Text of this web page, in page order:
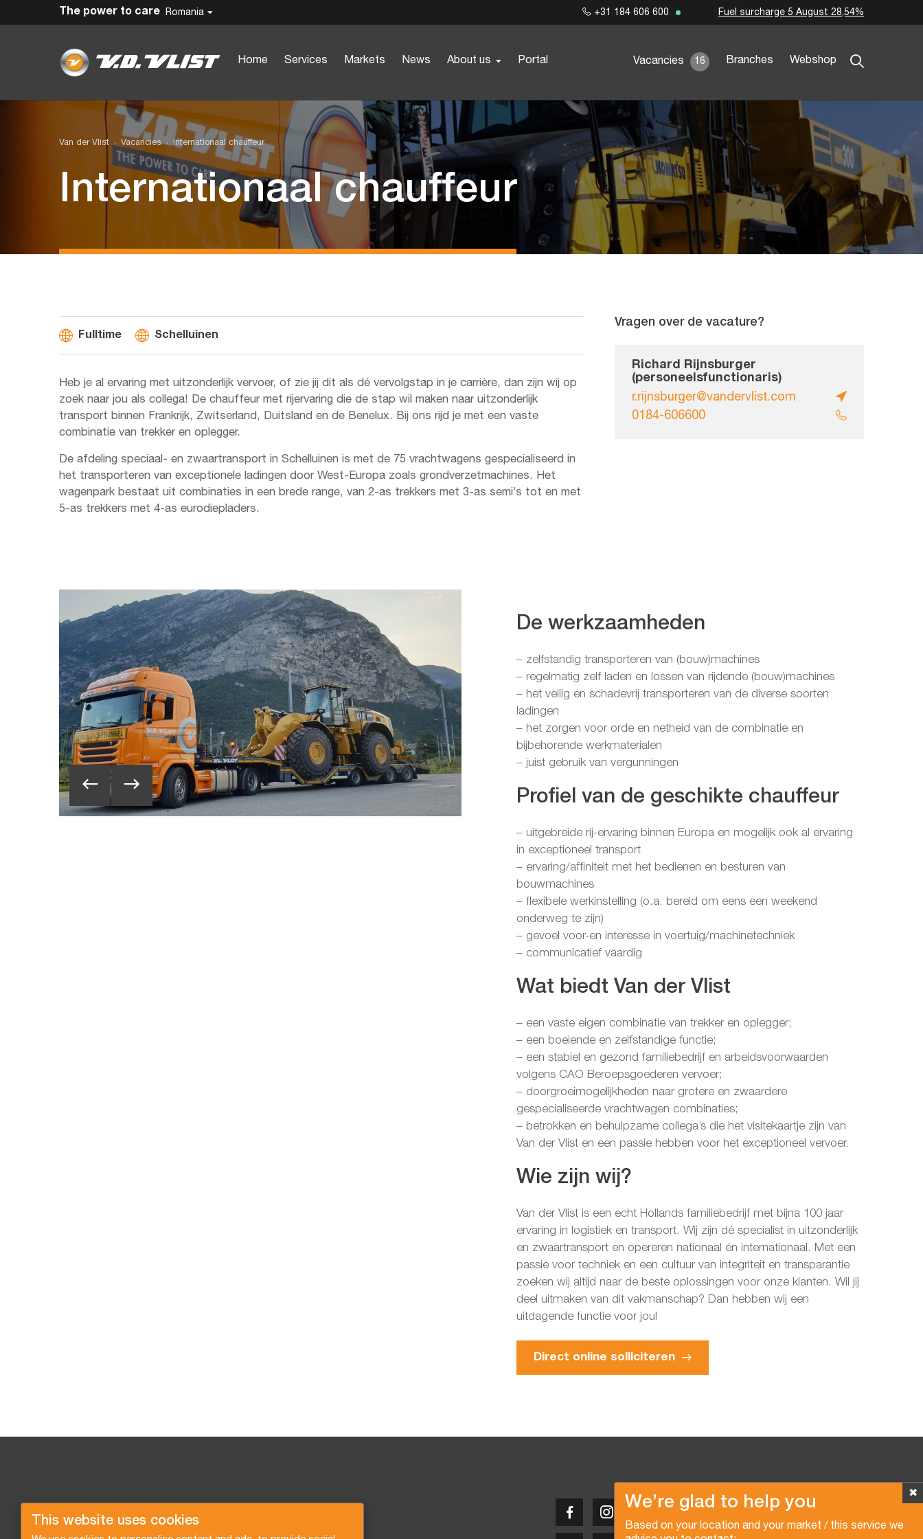
This website uses cookies
Romania
Home Services Markets News About us Portal Vacancies 16 Branches Webshop
The power to care +31 184 606 600 Fuel surcharge 5 August 28,54%
Van der Vlist Vacancies Internationaal chauffeur
Internationaal chauffeur
Fulltime Schelluinen
Heb je al ervaring met uitzonderlijk vervoer, of zie jij dit als dé vervolgstap in je carrière, dan zijn wij op
zoek naar jou als collega! De chauffeur met rijervaring die de stap wil maken naar uitzonderlijk
transport binnen Frankrijk, Zwitserland, Duitsland en de Benelux. Bij ons rijd je met een vaste
combinatie van trekker en oplegger.
De afdeling speciaal- en zwaartransport in Schelluinen is met de 75 vrachtwagens gespecialiseerd in
het transporteren van exceptionele ladingen door West-Europa zoals grondverzetmachines. Het
wagenpark bestaat uit combinaties in een brede range, van 2-as trekkers met 3-as semi’s tot en met
5-as trekkers met 4-as eurodiepladers.
Vragen over de vacature?
Richard Rijnsburger
(personeelsfunctionaris)
r.rijnsburger@vandervlist.com
0184-606600
De werkzaamheden
– zelfstandig transporteren van (bouw)machines
– regelmatig zelf laden en lossen van rijdende (bouw)machines
– het veilig en schadevrij transporteren van de diverse soorten
ladingen
– het zorgen voor orde en netheid van de combinatie en
bijbehorende werkmaterialen
– juist gebruik van vergunningen
Profiel van de geschikte chauffeur
– uitgebreide rij-ervaring binnen Europa en mogelijk ook al ervaring
in exceptioneel transport
– ervaring/affiniteit met het bedienen en besturen van
bouwmachines
– flexibele werkinstelling (o.a. bereid om eens een weekend
onderweg te zijn)
– gevoel voor-en interesse in voertuig/machinetechniek
– communicatief vaardig
Wat biedt Van der Vlist
– een vaste eigen combinatie van trekker en oplegger;
– een boeiende en zelfstandige functie;
– een stabiel en gezond familiebedrijf en arbeidsvoorwaarden
volgens CAO Beroepsgoederen vervoer;
– doorgroeimogelijkheden naar grotere en zwaardere
gespecialiseerde vrachtwagen combinaties;
– betrokken en behulpzame collega’s die het visitekaartje zijn van
Van der Vlist en een passie hebben voor het exceptioneel vervoer.
Wie zijn wij?
Van der Vlist is een echt Hollands familiebedrijf met bijna 100 jaar
ervaring in logistiek en transport. Wij zijn dé specialist in uitzonderlijk
en zwaartransport en opereren nationaal én internationaal. Met een
passie voor techniek en een cultuur van integriteit en transparantie
zoeken wij altijd naar de beste oplossingen voor onze klanten. Wil jij
deel uitmaken van dit vakmanschap? Dan hebben wij een
uitdagende functie voor jou!
Direct online solliciteren
✖
We’re glad to help you
Based on your location and your market / this service we
Copyright © 2026 Van der Vlist